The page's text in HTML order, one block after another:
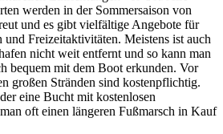
werden in der Sommersaison von
und es gibt vielfältige Angebote für
und Freizeitaktivitäten. Meistens ist auch
nicht weit entfernt und so kann man
bequem mit dem Boot erkunden. Vor
großen Stränden sind kostenpflichtig.
eine Bucht mit kostenlosen
oft einen längeren Fußmarsch in Kauf